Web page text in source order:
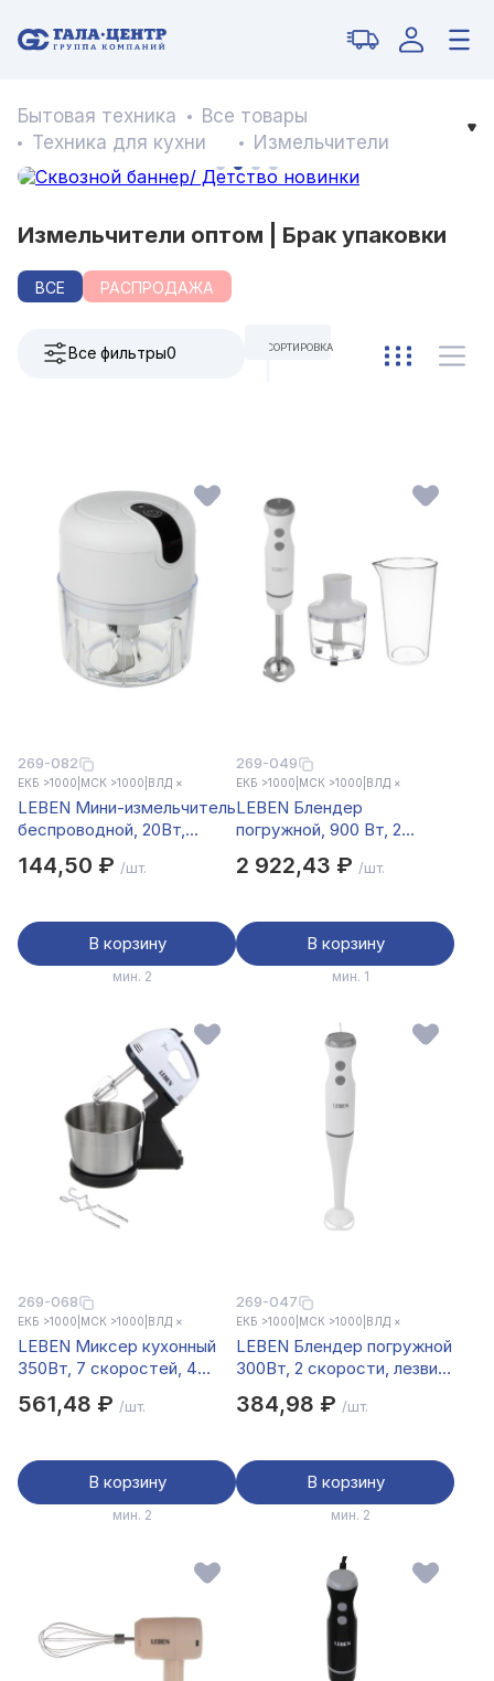
Бытовая техника
Все товары
Техника для кухни
Измельчители
Измельчители оптом | Брак упаковки
ВСЕ РАСПРОДАЖА
Все фильтры0
СОРТИРОВКА
269-082
ЕКБ >1000 МСК >1000 ВЛД ×
LEBEN Мини-измельчитель
беспроводной, 20Вт,
нержавеющая сталь
144,50 ₽ /шт.
В корзину
мин. 2
269-049
ЕКБ >1000 МСК >1000 ВЛД ×
LEBEN Блендер
погружной, 900 Вт, 2
металл.стержень, чоппер
2 922,43 ₽ /шт.
В корзину
мин. 1
269-068
ЕКБ >1000 МСК >1000 ВЛД ×
LEBEN Миксер кухонный
350Вт, 7 скоростей, 4
чаша 2л
561,48 ₽ /шт.
В корзину
мин. 2
269-047
ЕКБ >1000 МСК >1000 ВЛД ×
LEBEN Блендер погружной
300Вт, 2 скорости, лезвия
384,98 ₽ /шт.
В корзину
мин. 2